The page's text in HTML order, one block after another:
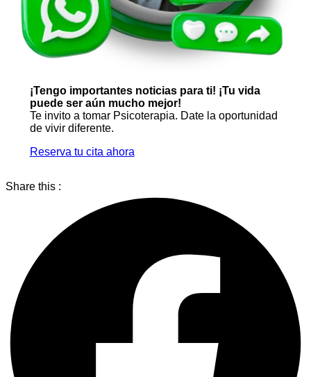
¡Tengo importantes noticias para ti! ¡Tu vida
puede ser aún mucho mejor!
Te invito a tomar Psicoterapia. Date la oportunidad
de vivir diferente.
Reserva tu cita ahora
Share this :